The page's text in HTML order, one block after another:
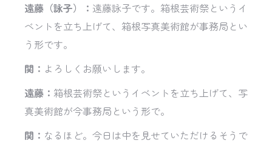
遠藤（詠子）： 遠藤詠子です。箱根芸術祭というイ
ベントを立ち上げて、箱根写真美術館が事務局とい
う形です。
関： よろしくお願いします。
遠藤： 箱根芸術祭というイベントを立ち上げて、写
真美術館が今事務局という形で。
関： なるほど。今日は中を見せていただけるそうで